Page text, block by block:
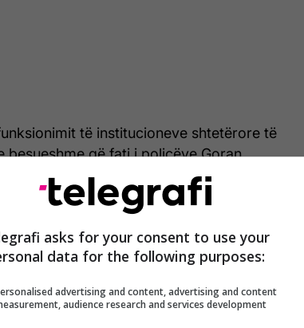
të institucioneve shtetërore të
besueshme që fati i policëve Goran
Predrag Millosheviq dhe Predrag
si i policit Sreçko Majanoviq, i cili
nga plagët e marra gjatë luftimeve
u “ringjall” në vitin 1999, për t’u
terroristët shqiptarë, pas përfundimit të
është kundërthënëse, pasi fillimisht
asks for your consent to use your
data for the following purposes:
advertising and content, advertising and content
audience research and services development